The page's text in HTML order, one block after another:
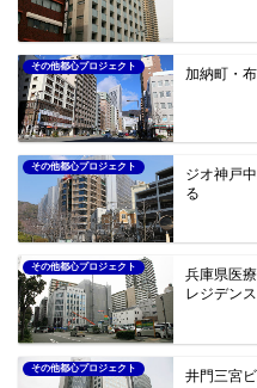
その他都心プロジェクト 加納町・
その他都心プロジェクト
ジオ神戸
る
その他都心プロジェクト
兵庫県医
レジデン
その他都心プロジェクト 井門三宮